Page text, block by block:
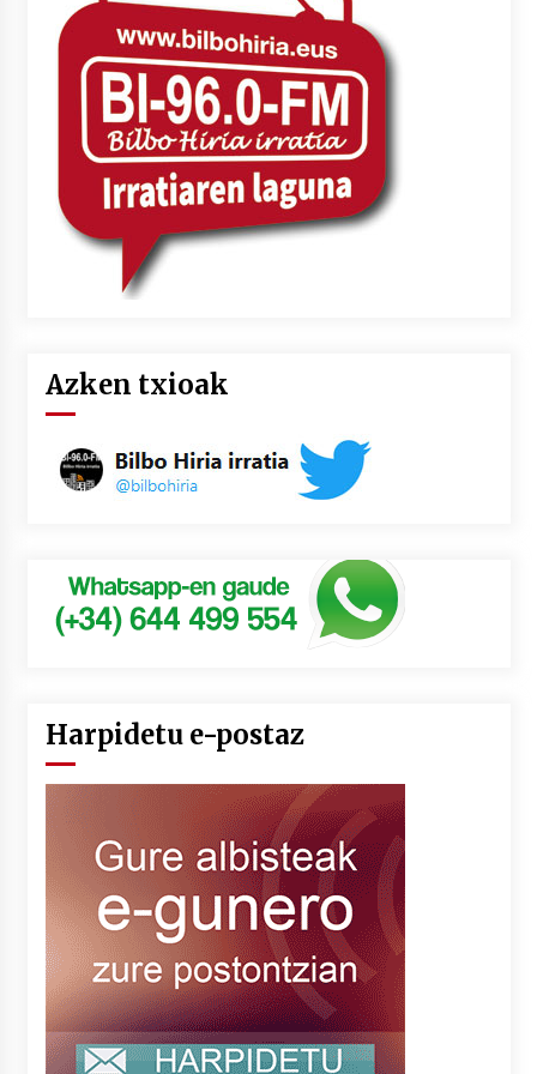
2026/07/03
MUSIBLA #297: Bide, Boards Of Canada, Somak,
Tiga, Twisted Teens, Underscores, Habia
2026/07/02
Azken txioak
Harpidetu e-postaz